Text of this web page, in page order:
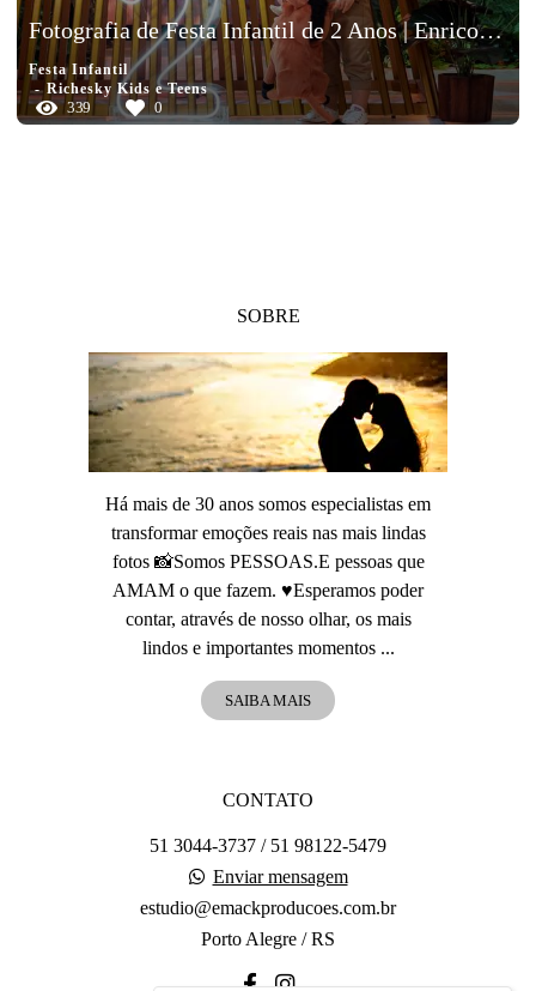
Fotografia de Festa Infantil de 2 Anos | Enrico no Richesky Kids e Teens
Festa Infantil
Richesky Kids e Teens
339 0
SOBRE
Há mais de 30 anos somos especialistas em
transformar emoções reais nas mais lindas
fotos 📸Somos PESSOAS.E pessoas que
AMAM o que fazem. ♥️Esperamos poder
contar, através de nosso olhar, os mais
lindos e importantes momentos ...
SAIBA MAIS
CONTATO
51 3044-3737 / 51 98122-5479
Enviar mensagem
estudio@emackproducoes.com.br
Porto Alegre / RS